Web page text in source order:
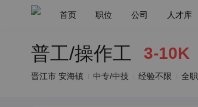
首页 职位 公司 人才库
普工/操作工 3-10K
晋江市 安海镇 中专/中技 经验不限 全职